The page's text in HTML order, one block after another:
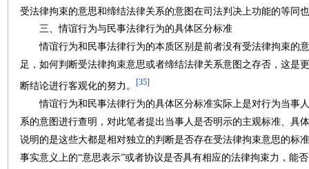
受法律拘束的意思和缔结法律关系的意图在司法判决上功能的等同
三、情谊行为与民事法律行为的具体区分标准
情谊行为和民事法律行为的本质区别是前者没有受法律拘束的
足，如何判断受法律拘束意思或者缔结法律关系意图之存否，这是
断结论进行客观化的努力。 [35]
情谊行为和民事法律行为的具体区分标准实际上是对行为当事
系的意图进行查明，对此笔者提出当事人是否明示的主观标准、具
说明的是这些大都是相对独立的判断是否存在受法律拘束意思的标
事实意义上的“意思表示”或者协议是否具有相应的法律拘束力，能